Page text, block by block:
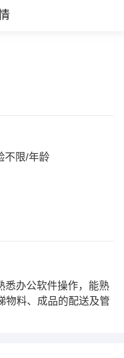
不限/年龄
悉办公软件操作，能熟
物料、成品的配送及管